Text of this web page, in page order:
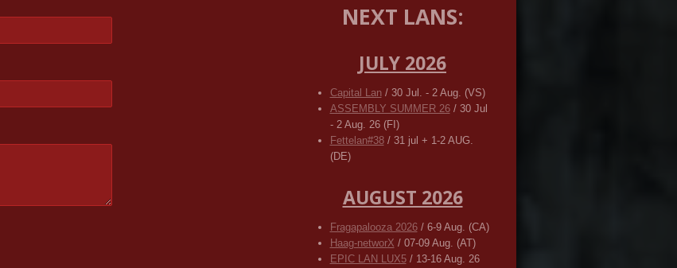
NEXT LANS:
JULY 2026
Capital Lan/ 30 Jul. - 2 Aug. (VS)
ASSEMBLY SUMMER 26/ 30 Jul
- 2 Aug. 26 (FI)
Fettelan#38/ 31 jul + 1-2 AUG.
(DE)
AUGUST 2026
Fragapalooza 2026/ 6-9 Aug. (CA)
Haag-networX / 07-09 Aug. (AT)
EPIC LAN LUX5/ 13-16 Aug. 26